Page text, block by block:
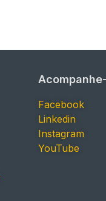
Facebook
Linkedin
Instagram
YouTube